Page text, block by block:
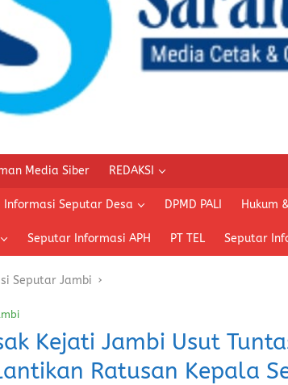
Media Siber REDAKSI
Informasi Seputar Desa DPMD PALI Hukum
Seputar Informasi APH PT TEL Seputar
Seputar Jambi
Kejati Jambi Usut
Ratusan Kepala